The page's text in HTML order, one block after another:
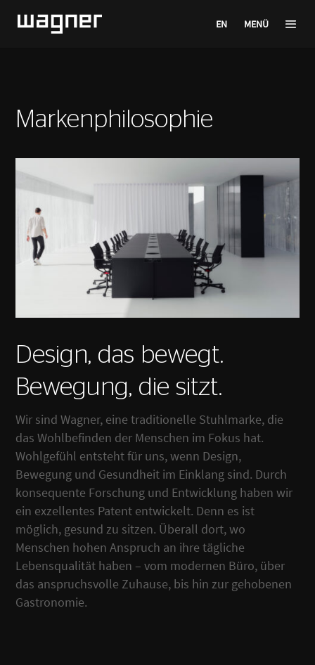
EN MENÜ
Markenphilosophie
Design, das bewegt.
Bewegung, die sitzt.
Wir sind Wagner, eine traditionelle Stuhlmarke, die
das Wohlbefinden der Menschen im Fokus hat.
Wohlgefühl entsteht für uns, wenn Design,
Bewegung und Gesundheit im Einklang sind. Durch
konsequente Forschung und Entwicklung haben wir
ein exzellentes Patent entwickelt. Denn es ist
möglich, gesund zu sitzen. Überall dort, wo
Menschen hohen Anspruch an ihre tägliche
Lebensqualität haben – vom modernen Büro, über
das anspruchsvolle Zuhause, bis hin zur gehobenen
Gastronomie.